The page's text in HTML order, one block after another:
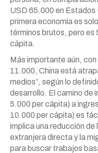
USD 65.000 en
primera economía es
términos brutos, pero es
cápita.
Más importante aún,
11.000, China está
medios”, según lo
desarrollo. El camino de
5.000 per cápita) a
10.000 per cápita) es
implica una reducción de
extranjera directa y la
para buscar trabajos